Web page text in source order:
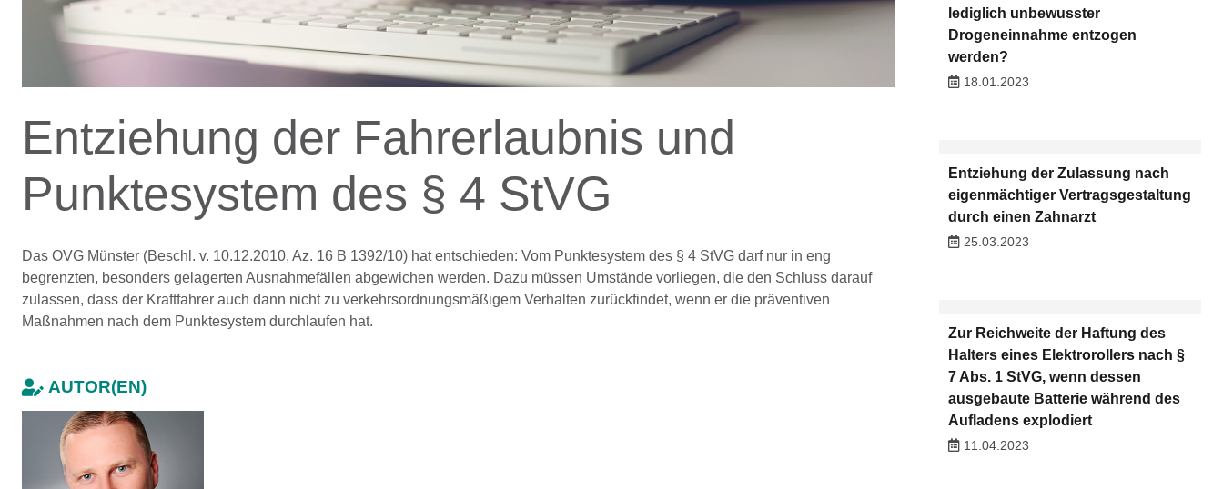
Entziehung der Fahrerlaubnis und
Punktesystem des § 4 StVG
Das OVG Münster (Beschl. v. 10.12.2010, Az. 16 B 1392/10) hat entschieden: Vom Punktesystem des § 4 StVG darf nur in eng
begrenzten, besonders gelagerten Ausnahmefällen abgewichen werden. Dazu müssen Umstände vorliegen, die den Schluss darauf
zulassen, dass der Kraftfahrer auch dann nicht zu verkehrsordnungsmäßigem Verhalten zurückfindet, wenn er die präventiven
Maßnahmen nach dem Punktesystem durchlaufen hat.
AUTOR(EN)
lediglich unbewusster
Drogeneinnahme entzogen
werden?
18.01.2023
Entziehung der Zulassung nach
eigenmächtiger Vertragsgestaltung
durch einen Zahnarzt
25.03.2023
Zur Reichweite der Haftung des
Halters eines Elektrorollers nach §
7 Abs. 1 StVG, wenn dessen
ausgebaute Batterie während des
Aufladens explodiert
11.04.2023